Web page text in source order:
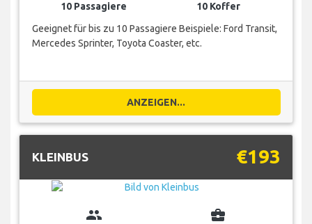
10 Passagiere
10 Koffer
Geeignet für bis zu 10 Passagiere Beispiele: Ford Transit,
Mercedes Sprinter, Toyota Coaster, etc.
ANZEIGEN...
KLEINBUS €193
group business_center